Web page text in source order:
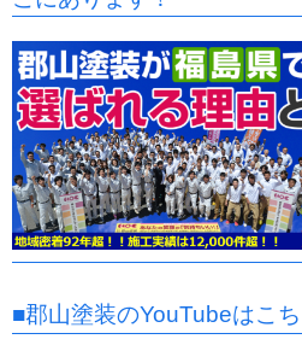
■郡山塗装のYouTubeはこち